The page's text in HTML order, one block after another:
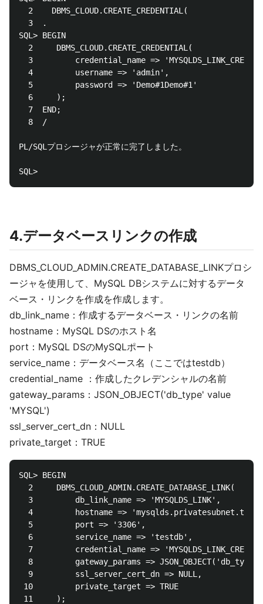
  2    DBMS_CLOUD.CREATE_CREDENTIAL(
  3  .
SQL> BEGIN
  2  	DBMS_CLOUD.CREATE_CREDENTIAL(
  3  		credential_name => 'MYSQLDS_LINK_CRED',
  4  		username => 'admin',
  5  		password => 'Demo#1Demo#1'
  6  	);
  7  END;
  8  /
PL/SQLプロシージャが正常に完了しました。
4.データベースリンクの作成
DBMS_CLOUD_ADMIN.CREATE_DATABASE_LINKプロシ
ージャを使用して、MySQL DBシステムに対するデータ
ベース・リンクを作成を作成します。
db_link_name：作成するデータベース・リンクの名前
hostname：MySQL DSのホスト名
port：MySQL DSのMySQLポート
service_name：データベース名（ここではtestdb）
credential_name ：作成したクレデンシャルの名前
gateway_params：JSON_OBJECT('db_type' value
'MYSQL')
ssl_server_cert_dn：NULL
private_target：TRUE
SQL> BEGIN
  2  	DBMS_CLOUD_ADMIN.CREATE_DATABASE_LINK(
  3  		db_link_name => 'MYSQLDS_LINK',
  4  		hostname => 'mysqlds.privatesubnet.testvcn1.oraclevcn.com',
  5  		port => '3306',
  6  		service_name => 'testdb',
  7  		credential_name => 'MYSQLDS_LINK_CRED',
  8  		gateway_params => JSON_OBJECT('db_type' value 'MYSQL'),
  9  		ssl_server_cert_dn => NULL,
10  		private_target => TRUE
11  	);